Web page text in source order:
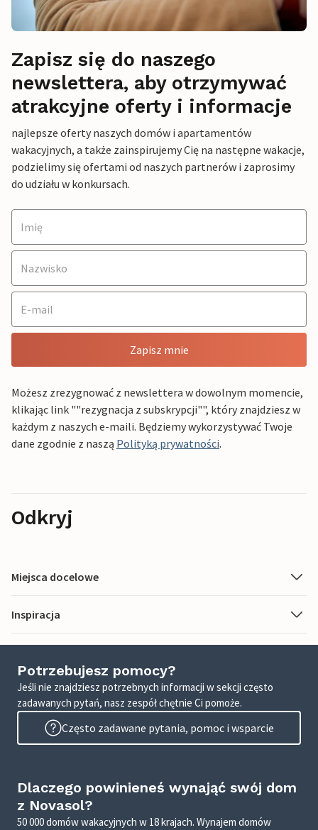
Zapisz się do naszego
newslettera, aby otrzymywać
atrakcyjne oferty i informacje
najlepsze oferty naszych domów i apartamentów
wakacyjnych, a także zainspirujemy Cię na następne wakacje,
podzielimy się ofertami od naszych partnerów i zaprosimy
do udziału w konkursach.
Zapisz mnie
Możesz zrezygnować z newslettera w dowolnym momencie,
klikając link ""rezygnacja z subskrypcji"", który znajdziesz w
każdym z naszych e-maili. Będziemy wykorzystywać Twoje
dane zgodnie z naszą Polityką prywatności.
Odkryj
Miejsca docelowe
Inspiracja
Potrzebujesz pomocy?
Jeśli nie znajdziesz potrzebnych informacji w sekcji często
zadawanych pytań, nasz zespół chętnie Ci pomoże.
Często zadawane pytania, pomoc i wsparcie
Dlaczego powinieneś wynająć swój dom
z Novasol?
50 000 domów wakacyjnych w 18 krajach. Wynajem domów